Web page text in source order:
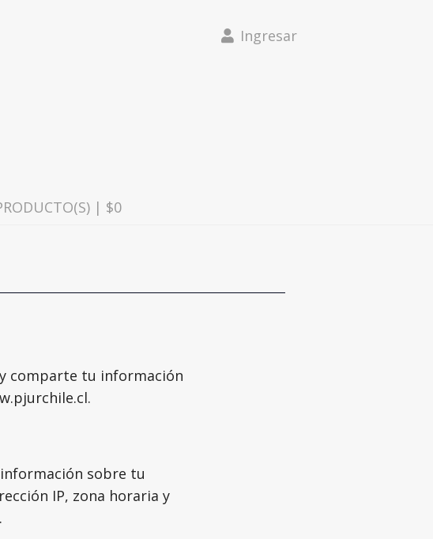
Ingresar
| $0
comparte tu información
sobre tu
IP, zona horaria y